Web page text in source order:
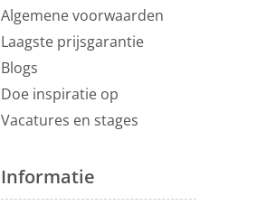
Algemene voorwaarden
Laagste prijsgarantie
Blogs
Doe inspiratie op
Vacatures en stages
Informatie